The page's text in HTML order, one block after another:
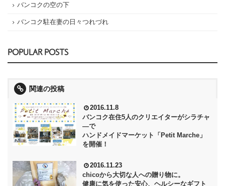
バンコクの空の下
バンコク駐在妻の日々つれづれ
POPULAR POSTS
関連の投稿
2016.11.8
バンコク在住5人のクリエイターがシラチャ
―で
ハンドメイドマーケット「Petit Marche」
を開催！
2016.11.23
chicoから大切な人への贈り物に。
健康に気を使った安心、ヘルシーなギフト